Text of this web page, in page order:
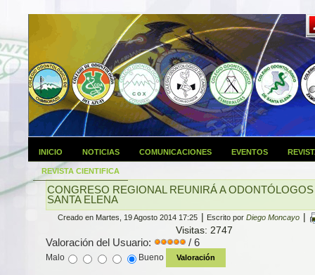
INICIO NOTICIAS COMUNICACIONES EVENTOS
REVISTA CIENTIFICA
CONGRESO REGIONAL REUNIRÁ A
SANTA ELENA
Creado en Martes, 19 Agosto 2014 17:25 Escrito por Diego Moncayo
Visitas: 2747
Valoración del Usuario: / 6
Malo Bueno